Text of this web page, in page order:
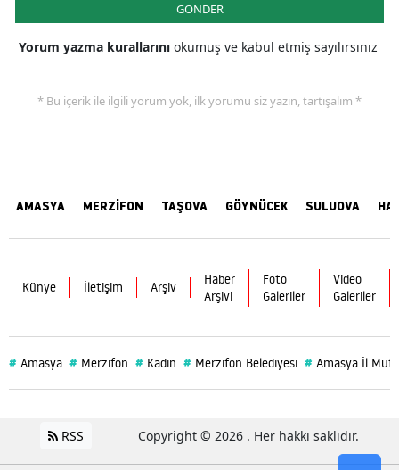
GÖNDER
Yorum yazma kurallarını okumuş ve kabul etmiş sayılırsınız
* Bu içerik ile ilgili yorum yok, ilk yorumu siz yazın, tartışalım *
AMASYA MERZİFON TAŞOVA GÖYNÜCEK SULUOVA
Künye İletişim Arşiv
Haber
Arşivi
Foto
Galeriler
Video
Galeriler
# Amasya # Merzifon # Kadın # Merzifon Belediyesi # Amasya İl
RSS Copyright © 2026 . Her hakkı saklıdır.